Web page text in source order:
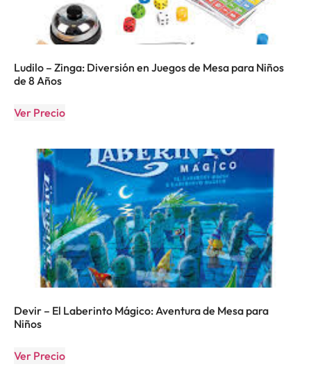
Ludilo – Zinga: Diversión en Juegos de Mesa para Niños
de 8 Años
Ver Precio
Devir – El Laberinto Mágico: Aventura de Mesa para
Niños
Ver Precio